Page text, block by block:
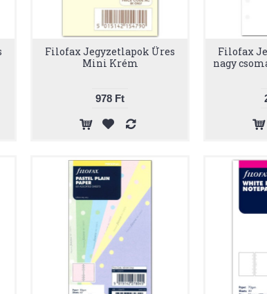
Filofax Jegyzetlapok Üres
Mini Krém
978 Ft
Filofax
nagy